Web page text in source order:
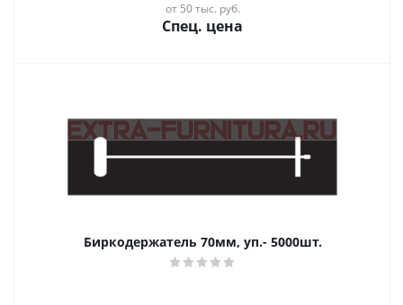
от 50 тыс. руб.
Спец. цена
Биркодержатель 70мм, уп.- 5000шт.